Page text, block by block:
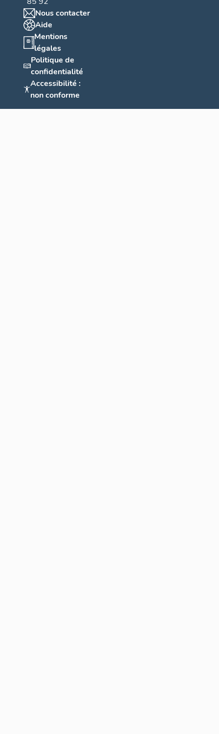
Nous contacter
Aide
Mentions
légales
Politique de
confidentialité
Accessibilité :
non conforme